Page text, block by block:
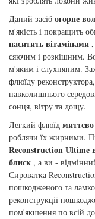
Даний засіб огорне
м'якість і покращить
наситить вітамінами
сяючим і розкішним.
м'яким і слухняним.
флюїду
навколишнього
сонця, вітру та дощу.
Легкий флюїд
роблячи їх жирними.
Reconstruction Ultime
блиск , а ви -
Сироватка
пошкодженого та
реконструкції
пом'якшення по всій
Subtil Man XY -
догляду та
Subtil Retouch Lab
Освітлювальні
Laboratoire
Subtil Beautist –
волосся
Subrina Glow-Plex
та блиск волосся
You Look